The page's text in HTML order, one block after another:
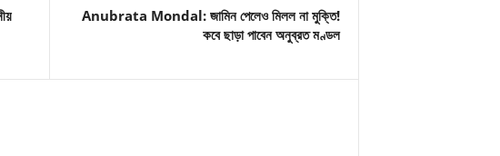
Anubrata Mondal: জামিন পেলেও মিলল না মুক্তি!
কবে ছাড়া পাবেন অনুব্রত মণ্ডল